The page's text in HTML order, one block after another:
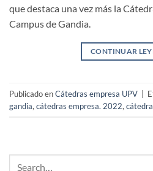
que destaca una vez más la
Campus de Gandia.
CONTINUAR
Publicado enCátedras empresa UPV |
gandia, cátedras empresa. 2022,